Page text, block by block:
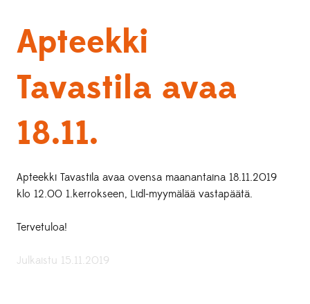
Apteekki
Tavastila avaa
18.11.
Apteekki Tavastila avaa ovensa maanantaina 18.11.2019
klo 12.00 1.kerrokseen, Lidl-myymälää vastapäätä.
Tervetuloa!
Julkaistu 15.11.2019